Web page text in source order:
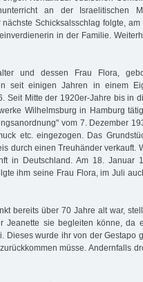
an der Israelitischen
Schicksalsschlag folgte,
in der Familie.
und dessen Frau Flora,
seit einigen Jahren in einem
Seit Mitte der 1920er-Jahre bis in
Wilhelmsburg in Hamburg
vom 7. Dezember
etc. eingezogen. Das
durch einen Treuhänder verkauft.
in Deutschland. Am 18. Januar
ihm seine Frau Flora, im Juli
bereits über 70 Jahre alt war,
Jeanette sie begleiten könne, da
Dieses wurde ihr von der Gestapo
müsse. Andernfalls